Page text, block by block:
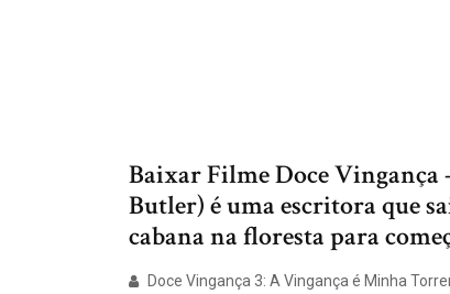
Baixar Filme Doce Vingança
Butler) é uma escritora que
cabana na floresta para
Doce Vingança 3: A Vingança é Minha